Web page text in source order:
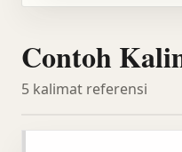
Contoh
5 kalimat referensi